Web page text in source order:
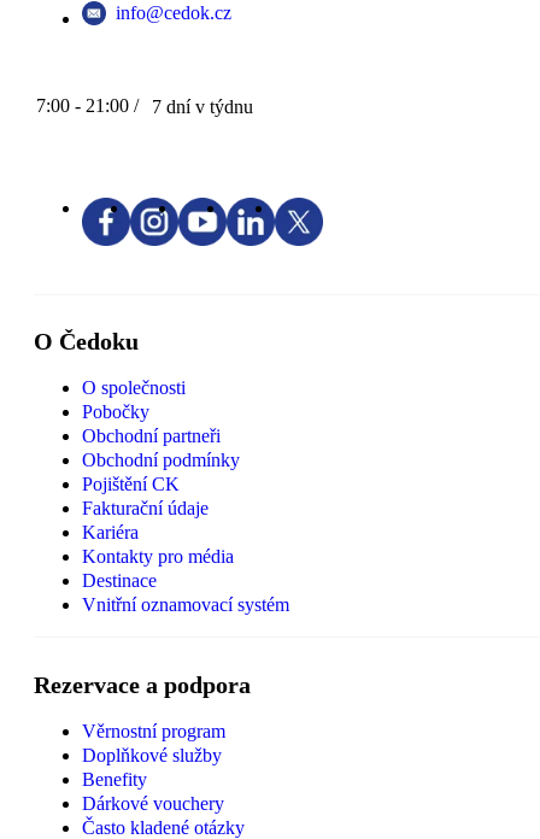
info@cedok.cz
7:00 - 21:00 / 7 dní v týdnu
O Čedoku
O společnosti
Pobočky
Obchodní partneři
Obchodní podmínky
Pojištění CK
Fakturační údaje
Kariéra
Kontakty pro média
Destinace
Vnitřní oznamovací systém
Rezervace a podpora
Věrnostní program
Doplňkové služby
Benefity
Dárkové vouchery
Často kladené otázky